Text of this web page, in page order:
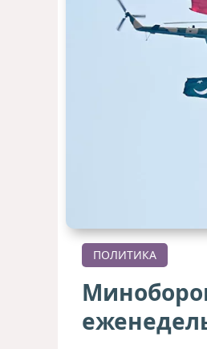
ПОЛИТИКА